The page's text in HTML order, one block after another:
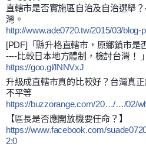
直轄市是否實施區自治及自治選舉
灣。
http://www.ade0720.tw/2015/03/blog-
[PDF]「縣升格直轄市，原鄉鎮市是
----比較日本地方體制，檢討台灣！ 」
https://goo.gl/lNNVxJ
升級成直轄市真的比較好？台灣真
不平等
https://buzzorange.com/20…/…/02/
【區長是否應開放機要任命？】
https://www.facebook.com/
2:0